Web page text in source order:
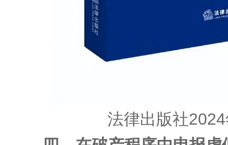
法律出版社